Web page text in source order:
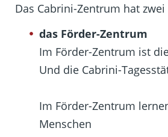
Das Cabrini-Zentrum hat zwei
das Förder-Zentrum
Im Förder-Zentrum ist
Und die Cabrini-
Im Förder-Zentrum
Menschen